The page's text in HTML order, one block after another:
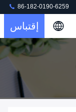
86-182-0190-6259
إقتباس